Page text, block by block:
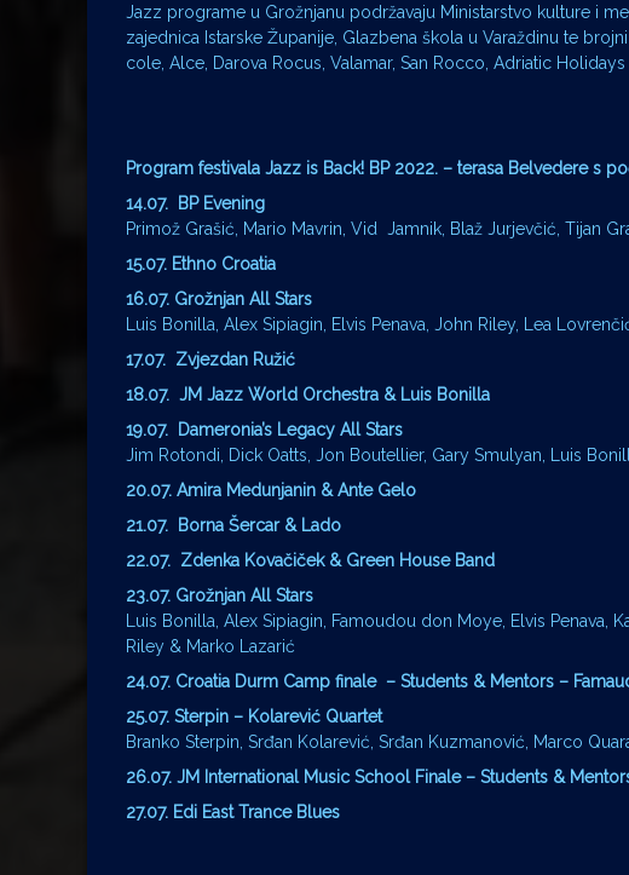
Jazz programe u Grožnjanu podržavaju Ministarstvo kulture i
zajednica Istarske Županije, Glazbena škola u Varaždinu te
cole, Alce, Darova Rocus, Valamar, San Rocco, Adriatic
Program festivala Jazz is Back! BP 2022. – terasa Belvedere s
14.07. BP Evening
Primož Grašić, Mario Mavrin, Vid Jamnik, Blaž Jurjevčić, Tijan
15.07. Ethno Croatia
16.07. Grožnjan All Stars
Luis Bonilla, Alex Sipiagin, Elvis Penava, John Riley, Lea
17.07. Zvjezdan Ružić
18.07. JM Jazz World Orchestra & Luis Bonilla
19.07. Dameronia’s Legacy All Stars
Jim Rotondi, Dick Oatts, Jon Boutellier, Gary Smulyan, Luis
20.07. Amira Medunjanin & Ante Gelo
21.07. Borna Šercar & Lado
22.07. Zdenka Kovačiček & Green House Band
23.07. Grožnjan All Stars
Luis Bonilla, Alex Sipiagin, Famoudou don Moye, Elvis Penava,
Riley & Marko Lazarić
24.07. Croatia Durm Camp finale – Students & Mentors –
25.07. Sterpin – Kolarević Quartet
Branko Sterpin, Srđan Kolarević, Srđan Kuzmanović, Marco
26.07. JM International Music School Finale – Students &
27.07. Edi East TranceBlues